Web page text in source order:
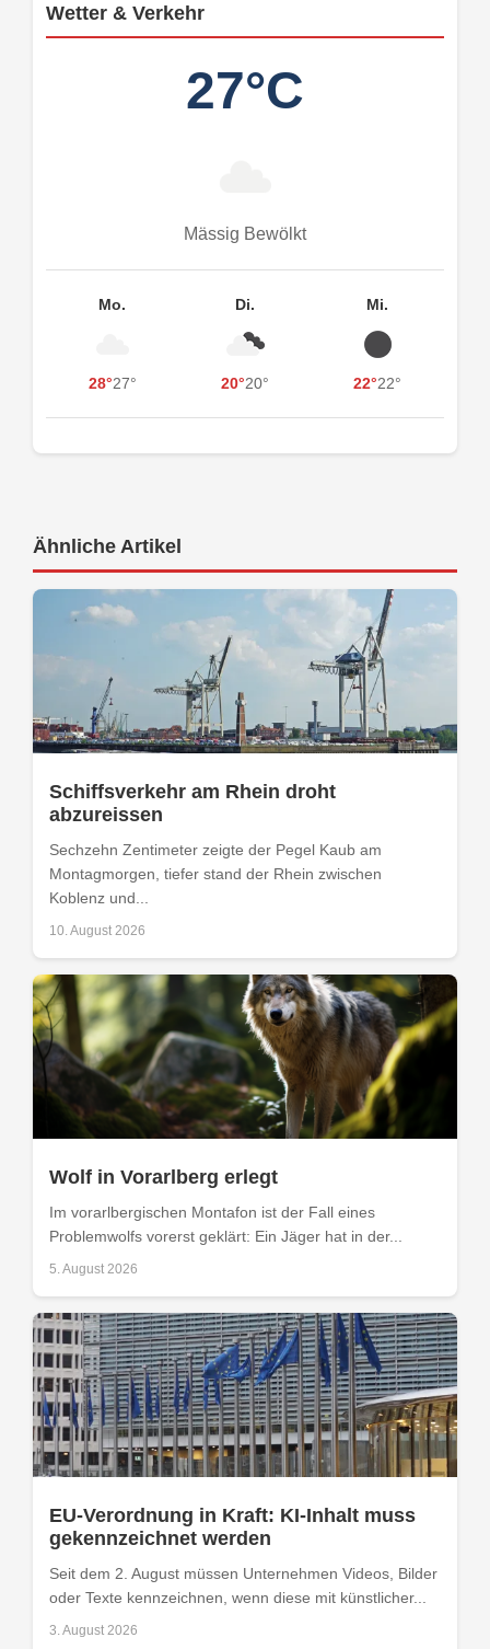
Wetter & Verkehr
27°C
Mässig Bewölkt
Mo.
28°27°
Di.
20°20°
Mi.
22°22°
Ähnliche Artikel
Schiffsverkehr am Rhein droht
abzureissen
Sechzehn Zentimeter zeigte der Pegel Kaub am
Montagmorgen, tiefer stand der Rhein zwischen
Koblenz und...
10. August 2026
Wolf in Vorarlberg erlegt
Im vorarlbergischen Montafon ist der Fall eines
Problemwolfs vorerst geklärt: Ein Jäger hat in der...
5. August 2026
EU-Verordnung in Kraft: KI-Inhalt muss
gekennzeichnet werden
Seit dem 2. August müssen Unternehmen Videos, Bilder
oder Texte kennzeichnen, wenn diese mit künstlicher...
3. August 2026